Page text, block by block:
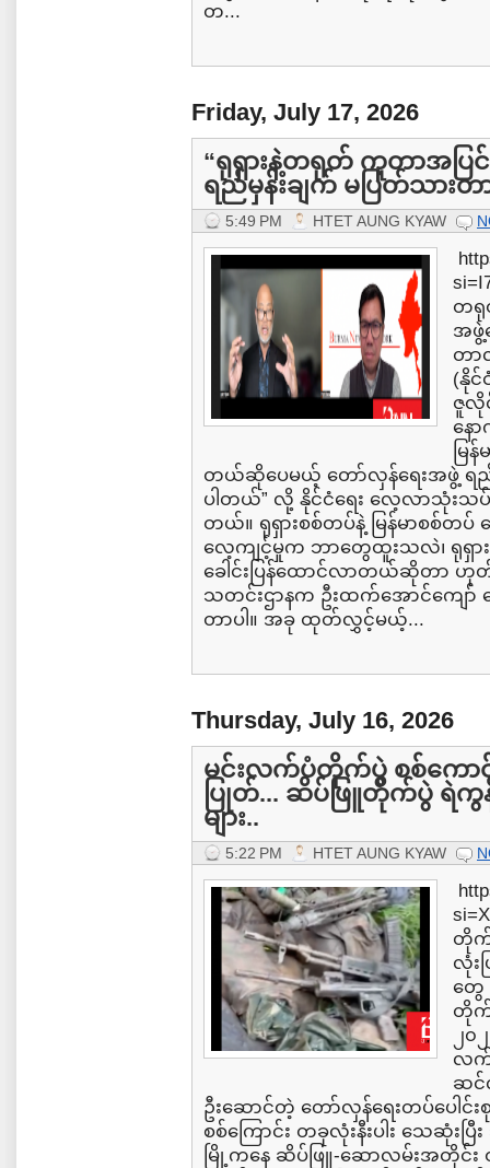
တ...
Friday, July 17, 2026
“ရုရှားနဲ့တရုတ် ကူတာအပြ
ရည်မှန်းချက် မပြတ်သား
5:49 PM HTET AUNG KYAW
တရု
အဖွဲ့
တာ
(နို
ဇူလို
နေ
မြ
တယ်ဆိုပေမယ့် တော်လှန်ရေးအဖွဲ့ ရည်
ပါတယ်” လို့ နိုင်ငံရေး လေ့လာသုံးသပ်သူ
တယ်။ ရုရှားစစ်တပ်နဲ့ မြန်မာစစ်တပ်
လေ့ကျင့်မှုက ဘာတွေထူးသလဲ၊ ရုရှာ
ခေါင်းပြန်ထောင်လာတယ်ဆိုတာ ဟု
သတင်းဌာနက ဦးထက်အောင်ကျော် မ
တာပါ။ အခု ထုတ်လွှင့်မယ့်...
Thursday, July 16, 2026
မင်းလက်ပံတိုက်ပွဲ စစ်ကောင်
ပြုတ်... ဆိပ်ဖြူတိုက်ပွဲ ရဲကွ
များ..
5:22 PM HTET AUNG KYAW
တိုက်
လုံး
တွေ
တိုက်
၂၀
လက်
ဆင်
ဦးဆောင်တဲ့ တော်လှန်ရေးတပ်ပေါင်
စစ်ကြောင်း တခုလုံးနီးပါး သေဆုံးပြီ
မြို့ကနေ ဆိပ်ဖြူ-ဆောလမ်းအတိုင်း